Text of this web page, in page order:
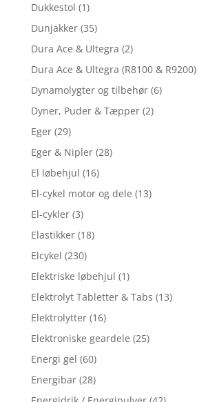
Dukkestol (1)
Dunjakker (35)
Dura Ace & Ultegra (2)
Dura Ace & Ultegra (R8100 & R9200)
Dynamolygter og tilbehør (6)
Dyner, Puder & Tæpper (2)
Eger (29)
Eger & Nipler (28)
El løbehjul (16)
El-cykel motor og dele (13)
El-cykler (3)
Elastikker (18)
Elcykel (230)
Elektriske løbehjul (1)
Elektrolyt Tabletter & Tabs (13)
Elektrolytter (16)
Elektroniske geardele (25)
Energi gel (60)
Energibar (28)